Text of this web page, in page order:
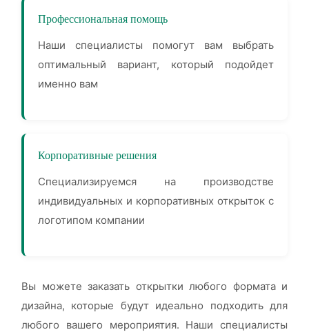
Профессиональная помощь
Наши специалисты помогут вам выбрать
оптимальный вариант, который подойдет
именно вам
Корпоративные решения
Специализируемся на производстве
индивидуальных и корпоративных открыток с
логотипом компании
Вы можете заказать открытки любого формата и
дизайна, которые будут идеально подходить для
любого вашего мероприятия. Наши специалисты